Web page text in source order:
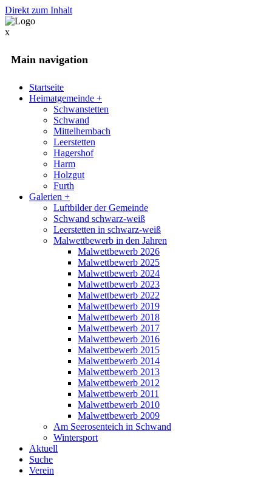
Direkt zum Inhalt
x
Main navigation
Startseite
Heimatgemeinde +
Schwanstetten
Schwand
Mittelhembach
Leerstetten
Hagershof
Harm
Holzgut
Furth
Galerien +
Luftbilder der Gemeinde
Schwand schwarz-weiß
Leerstetten in schwarz-weiß
Malwettbewerb in den Jahren
Malwettbewerb 2026
Malwettbewerb 2025
Malwettbewerb 2024
Malwettbewerb 2023
Malwettbewerb 2022
Malwettbewerb 2019
Malwettbewerb 2018
Malwettbewerb 2017
Malwettbewerb 2016
Malwettbewerb 2015
Malwettbewerb 2014
Malwettbewerb 2013
Malwettbewerb 2012
Malwettbewerb 2011
Malwettbewerb 2010
Malwettbewerb 2009
Am Seerosenteich in Schwand
Wintersport
Aktuell
Suche
Verein